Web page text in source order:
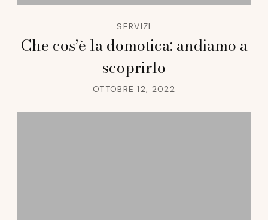
SERVIZI
Che cos’è la domotica: andiamo a
scoprirlo
OTTOBRE 12, 2022